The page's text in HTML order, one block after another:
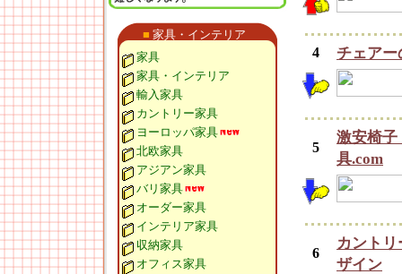
■ 家具・インテリア
家具
家具・インテリア
輸入家具
カントリー家具
ヨーロッパ家具
北欧家具
アジアン家具
バリ家具
オーダー家具
インテリア家具
収納家具
オフィス家具
4 チェアー
5
激安椅子
具.com
6
カント
ザイン